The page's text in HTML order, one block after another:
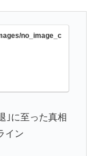
no_image_c
｣に至った真相
イン